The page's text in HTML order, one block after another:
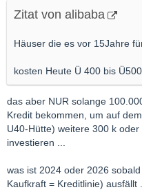
Zitat von alibaba
Häuser die es vor 15Jahre
kosten Heute Ü 400 bis Ü500
das aber NUR solange
Kredit bekommen, um auf
U40-Hütte) weitere 300 k
investieren ...
was ist 2024 oder 2026
Kaufkraft = Kreditlinie) ausfällt